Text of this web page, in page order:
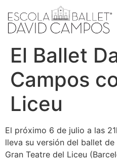
El Ballet
Campos
Liceu
El próximo 6 de julio a las
lleva su versión del ballet
Gran Teatre del Liceu